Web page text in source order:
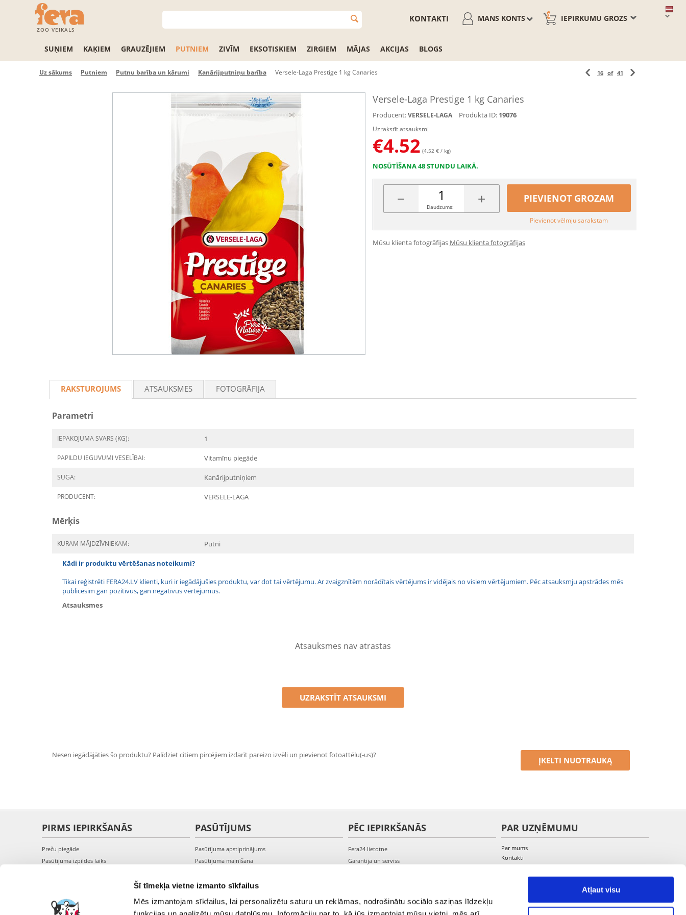
Šī tīmekļa vietne izmanto sīkfailus
Mēs izmantojam sīkfailus, lai personalizētu saturu un reklāmas, nodrošinātu sociālo saziņas līdzekļu
Atļaut visu
ZOO VEIKALS
IEPIRKUMU GROZS
0
MANS KONTS
KONTAKTI
SUŅIEM KAĶIEM GRAUZĒJIEM PUTNIEM ZIVĪM EKSOTISKIEM ZIRGIEM MĀJAS AKCIJAS BLOGS
Uz sākums Putniem Putnu barība un kārumi Kanārijputniņu barība Versele-Laga Prestige 1 kg Canaries 16 of 41
Versele-Laga Prestige 1 kg Canaries
Producent: VERSELE-LAGA Produkta ID: 19076
Uzrakstīt atsauksmi
€4.52 (4.52 € / kg)
NOSŪTĪŠANA 48 STUNDU LAIKĀ.
− +
Daudzums:
PIEVIENOT GROZAM
Pievienot vēlmju sarakstam
Mūsu klienta fotogrāfijas Mūsu klienta fotogrāfijas
RAKSTUROJUMS ATSAUKSMES FOTOGRĀFIJA
Parametri
IEPAKOJUMA SVARS (KG): 1
PAPILDU IEGUVUMI VESELĪBAI: Vitamīnu piegāde
SUGA: Kanārijputniņiem
PRODUCENT: VERSELE-LAGA
Mērķis
KURAM MĀJDZĪVNIEKAM: Putni
Kādi ir produktu vērtēšanas noteikumi?
Tikai reģistrēti FERA24.LV klienti, kuri ir iegādājušies produktu, var dot tai vērtējumu. Ar zvaigznītēm norādītais vērtējums ir vidējais no visiem vērtējumiem. Pēc atsauksmju apstrādes mēs
publicēsim gan pozitīvus, gan negatīvus vērtējumus.
Atsauksmes
Atsauksmes nav atrastas
UZRAKSTĪT ATSAUKSMI
Nesen iegādājāties šo produktu? Palīdziet citiem pircējiem izdarīt pareizo izvēli un pievienot fotoattēlu(-us)?
ĮKELTI NUOTRAUKĄ
PIRMS IEPIRKŠANĀS
Preču piegāde
Pasūtījuma izpildes laiks
Privātuma politika
PASŪTĪJUMS
Pasūtījuma apstiprinājums
Pasūtījuma mainīšana
Pieslēgšanās kontam
PĒC IEPIRKŠANĀS
Fera24 lietotne
Garantija un serviss
PAR UZŅĒMUMU
Par mums
Kontakti